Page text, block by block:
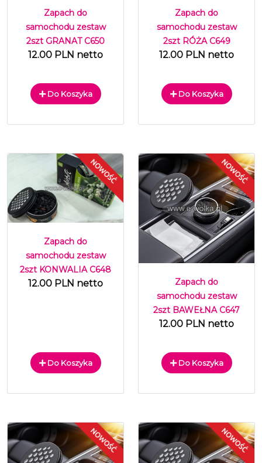
Zapach do
samochodu zestaw
2szt GRANAT C650
12.00 PLN netto
Do Koszyka
Zapach do
samochodu zestaw
2szt RÓŻA C649
12.00 PLN netto
Do Koszyka
Zapach do
samochodu zestaw
2szt KONWALIA C648
12.00 PLN netto
Do Koszyka
Zapach do
samochodu zestaw
2szt BAWEŁNA C647
12.00 PLN netto
Do Koszyka